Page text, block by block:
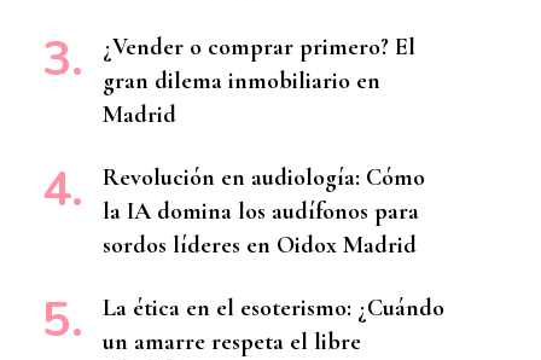
¿Vender o comprar primero? El
gran dilema inmobiliario en
Madrid
Revolución en audiología: Cómo
la IA domina los audífonos para
sordos líderes en Oidox Madrid
La ética en el esoterismo: ¿Cuándo
un amarre respeta el libre